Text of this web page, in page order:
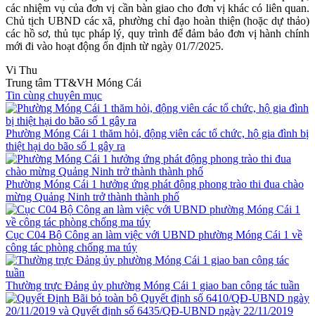
các nhiệm vụ của đơn vị cần bàn giao cho đơn vị khác có liên quan.
Chủ tịch UBND các xã, phường chỉ đạo hoàn thiện (hoặc dự thảo)
các hồ sơ, thủ tục pháp lý, quy trình để đảm bảo đơn vị hành chính
mới đi vào hoạt động ổn định từ ngày 01/7/2025.
Vi Thu
Trung tâm TT&VH Móng Cái
Tin cùng chuyên mục
Phường Móng Cái 1 thăm hỏi, động viên các tổ chức, hộ gia đình bị
thiệt hại do bão số 1 gây ra
Phường Móng Cái 1 hưởng ứng phát động phong trào thi đua chào
mừng Quảng Ninh trở thành thành phố
Cục C04 Bộ Công an làm việc với UBND phường Móng Cái 1 về
công tác phòng chống ma túy
Thường trực Đảng ủy phường Móng Cái 1 giao ban công tác tuần